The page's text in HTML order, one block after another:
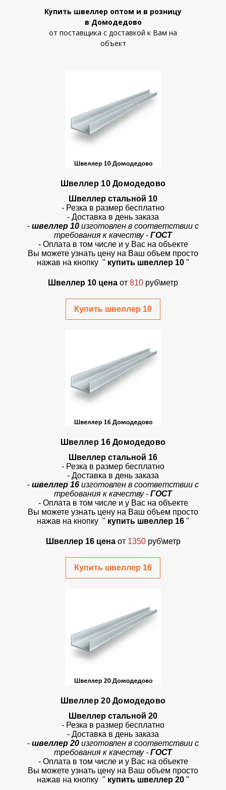
Купить швеллер оптом и в розницу
в Домодедово
от поставщика с доставкой к Вам на
объект
Швеллер 10 Домодедово
Швеллер стальной 10
- Резка в размер бесплатно
- Доставка в день заказа
- швеллер 10 изготовлен в соответствии с
требования к качеству - ГОСТ
- Оплата в том числе и у Вас на объекте
Вы можете узнать цену на Ваш объем просто
нажав на кнопку " купить швеллер 10 "
Швеллер 10 цена от 810 руб\метр
Купить швеллер 10
Швеллер 16 Домодедово
Швеллер стальной 16
- Резка в размер бесплатно
- Доставка в день заказа
- швеллер 16 изготовлен в соответствии с
требования к качеству - ГОСТ
- Оплата в том числе и у Вас на объекте
Вы можете узнать цену на Ваш объем просто
нажав на кнопку " купить швеллер 16 "
Швеллер 16 цена от1350 руб\метр
Купить швеллер 16
Швеллер 20 Домодедово
Швеллер стальной 20
- Резка в размер бесплатно
- Доставка в день заказа
- швеллер 20 изготовлен в соответствии с
требования к качеству - ГОСТ
- Оплата в том числе и у Вас на объекте
Вы можете узнать цену на Ваш объем просто
нажав на кнопку " купить швеллер 20 "